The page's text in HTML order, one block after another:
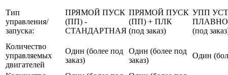
Тип
управления/
запуска:
ПРЯМОЙ ПУСК
(ПП) -
СТАНДАРТНАЯ
ПРЯМОЙ ПУСК
(ПП) + ПЛК
(под заказ)
УПП
(под
Количество
управляемых
двигателей
Один (более под
заказ)
Один (более под
заказ)
Один